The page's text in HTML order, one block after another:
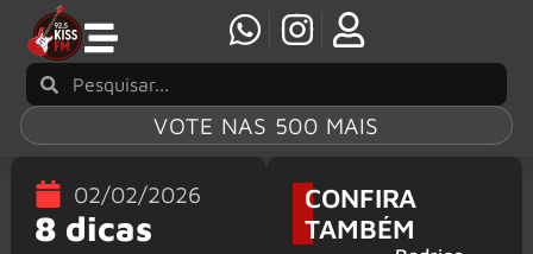
VOTE NAS 500 MAIS
02/02/2026
8 dicas
CONFIRA
TAMBÉM